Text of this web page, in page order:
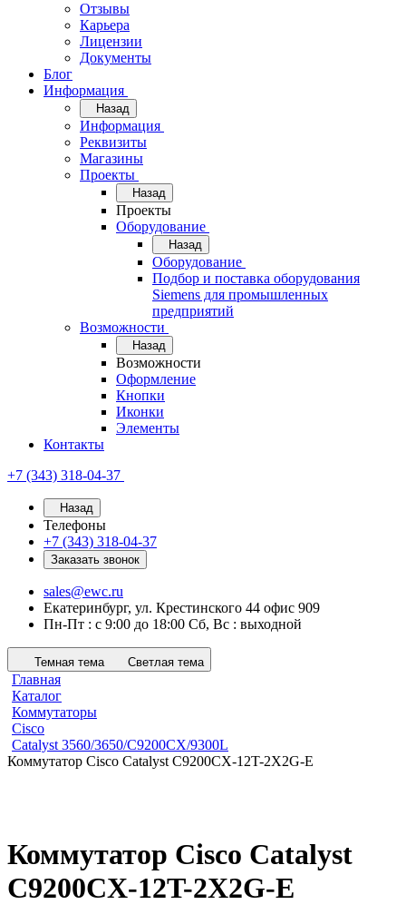
Отзывы
Карьера
Лицензии
Документы
Блог
Информация
Назад
Информация
Реквизиты
Магазины
Проекты
Назад
Проекты
Оборудование
Назад
Оборудование
Подбор и поставка оборудования
Siemens для промышленных
предприятий
Возможности
Назад
Возможности
Оформление
Кнопки
Иконки
Элементы
Контакты
+7 (343) 318-04-37
Назад
Телефоны
+7 (343) 318-04-37
Заказать звонок
sales@ewc.ru
Екатеринбург, ул. Крестинского 44 офис 909
Пн-Пт : с 9:00 до 18:00 Сб, Вс : выходной
Темная тема Светлая тема
Главная
Каталог
Коммутаторы
Cisco
Catalyst 3560/3650/C9200CX/9300L
Коммутатор Cisco Catalyst C9200CX-12T-2X2G-E
Коммутатор Cisco Catalyst
C9200CX-12T-2X2G-E